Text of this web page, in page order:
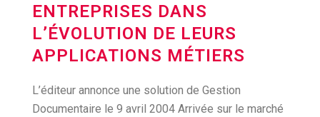
ENTREPRISES DANS
L’ÉVOLUTION DE LEURS
APPLICATIONS MÉTIERS
L’éditeur annonce une solution de Gestion
Documentaire le 9 avril 2004 Arrivée sur le marché